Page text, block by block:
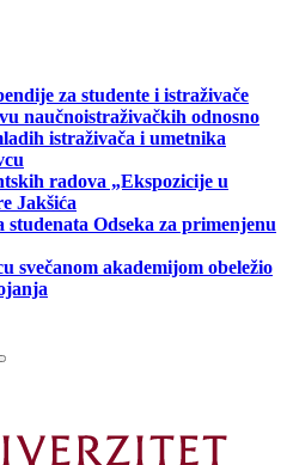
za studente i istraživače
naučnoistraživačkih odnosno
istraživača i umetnika
radova „Ekspozicije u
Jakšića
studenata Odseka za primenjenu
svečanom akademijom obeležio